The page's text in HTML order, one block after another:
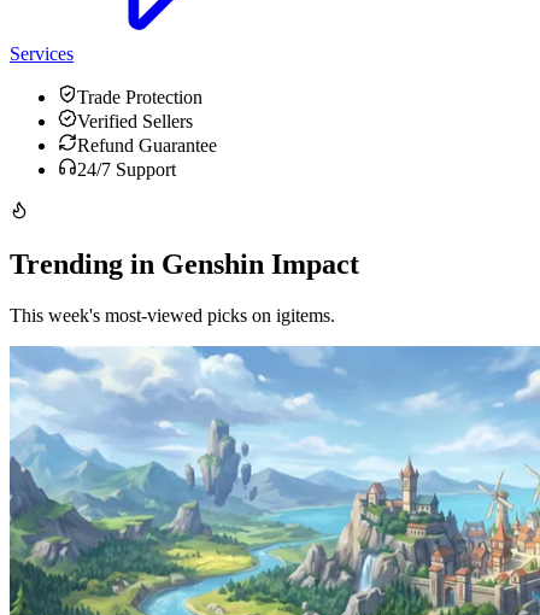
Services
Trade Protection
Verified Sellers
Refund Guarantee
24/7 Support
Trending in Genshin Impact
This week's most-viewed picks on igitems.